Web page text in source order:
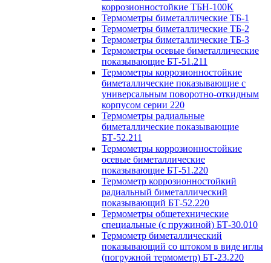
коррозионностойкие ТБН-100К
Термометры биметаллические ТБ-1
Термометры биметаллические ТБ-2
Термометры биметаллические ТБ-3
Термометры осевые биметаллические
показывающие БТ-51.211
Термометры коррозионностойкие
биметаллические показывающие с
универсальным поворотно-откидным
корпусом серии 220
Термометры радиальные
биметаллические показывающие
БТ-52.211
Термометры коррозионностойкие
осевые биметаллические
показывающие БТ-51.220
Термометр коррозионностойкий
радиальный биметаллический
показывающий БТ-52.220
Термометры общетехнические
специальные (с пружиной) БТ-30.010
Термометр биметаллический
показывающий со штоком в виде иглы
(погружной термометр) БТ-23.220